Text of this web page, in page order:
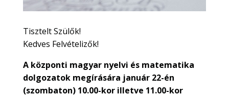
Tisztelt Szülők!
Kedves Felvételizők!
A központi magyar nyelvi és matematika
dolgozatok megírására január 22-én
(szombaton) 10.00-kor illetve 11.00-kor